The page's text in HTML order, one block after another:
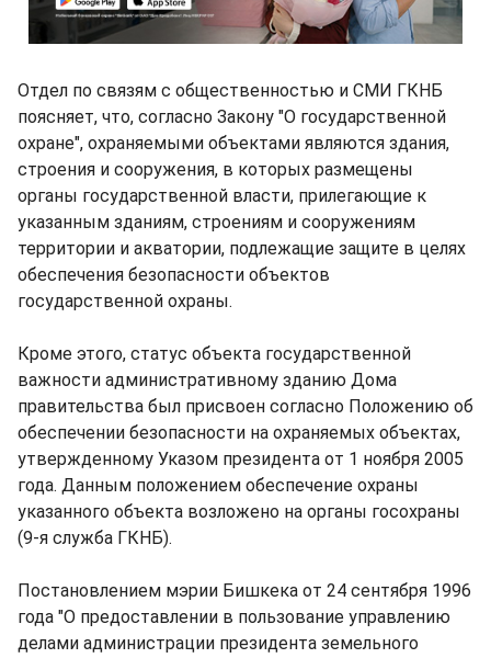
Отдел по связям с общественностью и СМИ ГКНБ
поясняет, что, согласно Закону "О государственной
охране", охраняемыми объектами являются здания,
строения и сооружения, в которых размещены
органы государственной власти, прилегающие к
указанным зданиям, строениям и сооружениям
территории и акватории, подлежащие защите в целях
обеспечения безопасности объектов
государственной охраны.
Кроме этого, статус объекта государственной
важности административному зданию Дома
правительства был присвоен согласно Положению об
обеспечении безопасности на охраняемых объектах,
утвержденному Указом президента от 1 ноября 2005
года. Данным положением обеспечение охраны
указанного объекта возложено на органы госохраны
(9-я служба ГКНБ).
Постановлением мэрии Бишкека от 24 сентября 1996
года "О предоставлении в пользование управлению
делами администрации президента земельного